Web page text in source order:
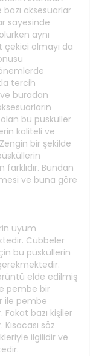
aksesuarlar
sayesinde
aynı
olmayı da
tercih
buradan
bu püsküller
kaliteli ve
bir şekilde
Bundan
ve buna göre
uyum
Cübbeler
bu püsküllerin
elde edilmiş
pembe bir
ile pembe
bazı kişiler
söz
ilgilidir ve